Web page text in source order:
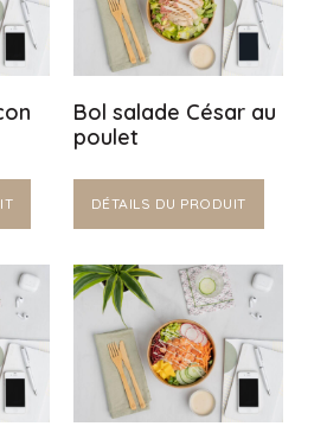
Bol salade César au
poulet
DÉTAILS DU PRODUIT